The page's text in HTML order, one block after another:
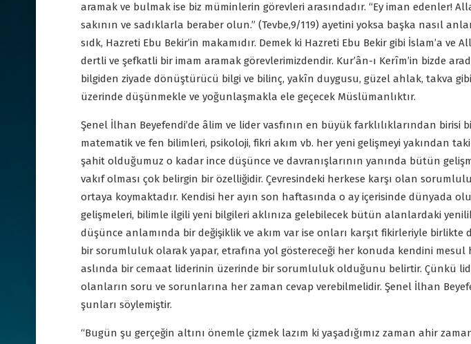
aramak ve bulmak ise biz müminlerin görevleri arasındadır. “Ey iman edenler!
sakının ve sadıklarla beraber olun.” (Tevbe,9/119) ayetini yoksa başka nasıl
sıdk, Hazreti Ebu Bekir’in makamıdır. Demek ki Hazreti Ebu Bekir gibi İslam’a ve
dertli ve şefkatli bir imam aramak görevlerimizdendir. Kur’ân-ı Kerîm’in bizde
bilgiden ziyade dönüştürücü bilgi ve bilinç, yakîn duygusu, güzel ahlak, takva
üzerinde düşünmekle ve yoğunlaşmakla ele geçecek Müslümanlıktır.
Şenel İlhan Beyefendi’de âlim ve lider vasfının en büyük farklılıklarından birisi
matematik ve fen bilimleri, psikoloji, fikri akım vb. her yeni gelişmeyi yakından
şahit olduğumuz o kadar ince düşünce ve davranışlarının yanında bütün
vakıf olması çok belirgin bir özelliğidir. Çevresindeki herkese karşı olan
ortaya koymaktadır. Kendisi her ayın son haftasında o ay içerisinde dünyada
gelişmeleri, bilimle ilgili yeni bilgileri aklınıza gelebilecek bütün alanlardaki
düşünce anlamında bir değişiklik ve akım var ise onları karşıt fikirleriyle birlikte
bir sorumluluk olarak yapar, etrafına yol göstereceği her konuda kendini mesul
aslında bir cemaat liderinin üzerinde bir sorumluluk olduğunu belirtir. Çünkü
olanların soru ve sorunlarına her zaman cevap verebilmelidir. Şenel İlhan
şunları söylemiştir.
“Bugün şu gerçeğin altını önemle çizmek lazım ki yaşadığımız zaman ahir